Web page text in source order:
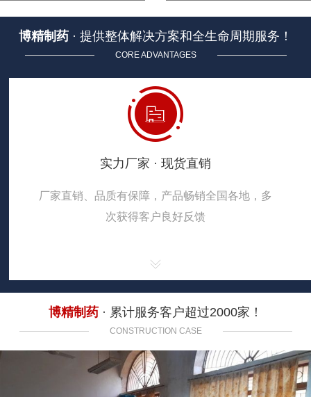
博精制药 · 提供整体解决方案和全生命周期服务！
CORE ADVANTAGES
实力厂家 · 现货直销
厂家直销、品质有保障，产品畅销全国各地，多
次获得客户良好反馈
博精制药 · 累计服务客户超过2000家！
CONSTRUCTION CASE